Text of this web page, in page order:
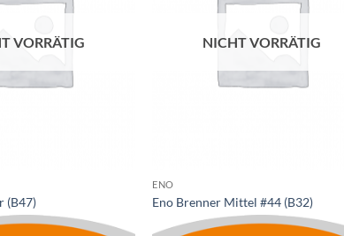
VORRÄTIG
(B47)
NICHT VORRÄTIG
ENO
Eno Brenner Mittel #44 (B32)